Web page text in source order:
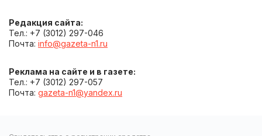
Редакция сайта:
Тел.: +7 (3012) 297-046
Почта: info@gazeta-n1.ru
Реклама на сайте и в газете:
Тел.: +7 (3012) 297-057
Почта: gazeta-n1@yandex.ru